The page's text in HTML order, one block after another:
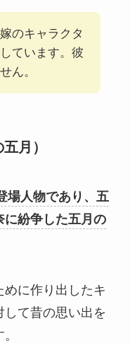
のキャラクタ
ています。彼
ん。
月）
場人物であり、五
に紛争した五月の
に作り出したキ
て昔の思い出を